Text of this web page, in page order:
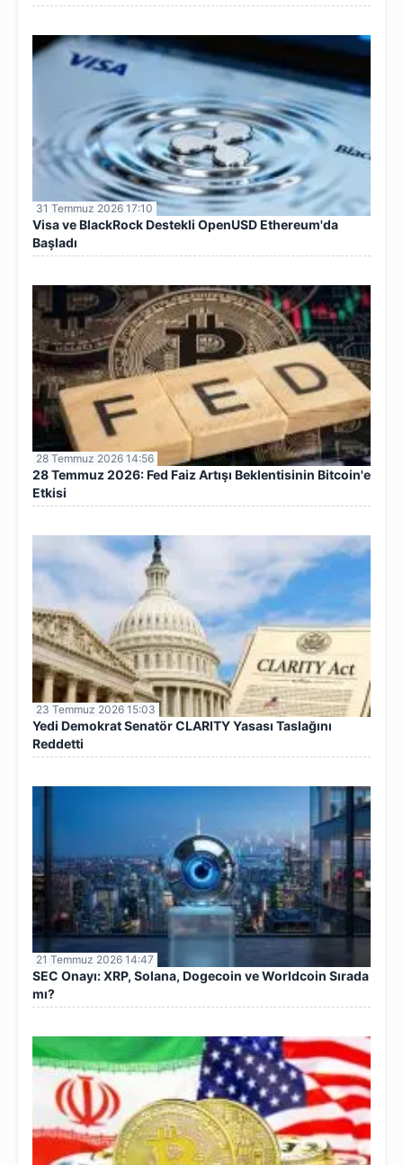
31 Temmuz 2026 17:10
Visa ve BlackRock Destekli OpenUSD Ethereum'da
Başladı
28 Temmuz 2026 14:56
28 Temmuz 2026: Fed Faiz Artışı Beklentisinin Bitcoin'e
Etkisi
23 Temmuz 2026 15:03
Yedi Demokrat Senatör CLARITY Yasası Taslağını
Reddetti
21 Temmuz 2026 14:47
SEC Onayı: XRP, Solana, Dogecoin ve Worldcoin Sırada
mı?